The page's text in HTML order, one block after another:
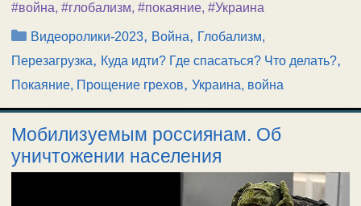
#война, #глобализм, #покаяние, #Украина
Рубрики
Видеоролики-2023, Война, Глобализм,
Перезагрузка, Куда идти? Где спасаться? Что делать?,
Покаяние, Прощение грехов, Украина, война
Мобилизуемым россиянам. Об
уничтожении населения